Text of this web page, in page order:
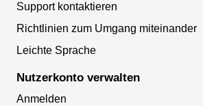
Support kontaktieren
Richtlinien zum Umgang miteinander
Leichte Sprache
Nutzerkonto verwalten
Anmelden